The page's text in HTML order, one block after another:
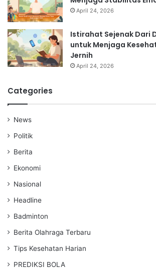
April 24, 2026
Istirahat Sejenak Dari
untuk Menjaga
Jernih
April 24, 2026
Categories
News
Politik
Berita
Ekonomi
Nasional
Headline
Badminton
Berita Olahraga Terbaru
Tips Kesehatan Harian
PREDIKSI BOLA